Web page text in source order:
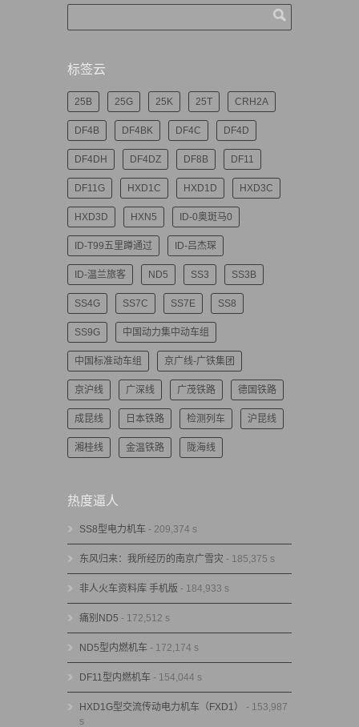
标签云
25B 25G 25K 25T CRH2A
DF4B DF4BK DF4C DF4D
DF4DH DF4DZ DF8B DF11
DF11G HXD1C HXD1D HXD3C
HXD3D HXN5 ID-0奥斑马0
ID-T99五里蹲通过 ID-吕杰琛
ID-温兰旅客 ND5 SS3 SS3B
SS4G SS7C SS7E SS8
SS9G 中国动力集中动车组
中国标准动车组 京广线-广铁集团
京沪线 广深线 广茂铁路 德国铁路
成昆线 日本铁路 检测列车 沪昆线
湘桂线 金温铁路 陇海线
热度逼人
SS8型电力机车 - 209,374 s
东风归来：我所经历的南京广雪灾 - 185,375 s
非人火车资料库 手机版 - 184,933 s
痛别ND5 - 172,512 s
ND5型内燃机车 - 172,174 s
DF11型内燃机车 - 154,044 s
HXD1G型交流传动电力机车（FXD1）
- 153,987
s